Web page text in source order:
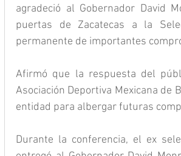
agradeció al Gobernador David
puertas de Zacatecas a la
permanente de importantes
Afirmó que la respuesta del
Asociación Deportiva Mexicana de
entidad para albergar futuras
Durante la conferencia, el ex